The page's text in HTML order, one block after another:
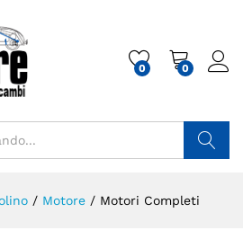
0 0
/ Motore / Motori Completi